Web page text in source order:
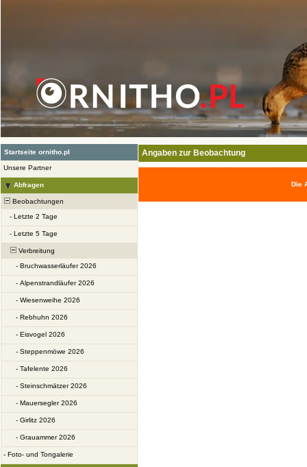
Startseite ornitho.pl
Unsere Partner
Abfragen
Beobachtungen
- Letzte 2 Tage
- Letzte 5 Tage
Verbreitung
- Bruchwasserläufer 2026
- Alpenstrandläufer 2026
- Wiesenweihe 2026
- Rebhuhn 2026
- Eisvogel 2026
- Steppenmöwe 2026
- Tafelente 2026
- Steinschmätzer 2026
- Mauersegler 2026
- Girlitz 2026
- Grauammer 2026
- Foto- und Tongalerie
Angaben zur Beobachtung
Die